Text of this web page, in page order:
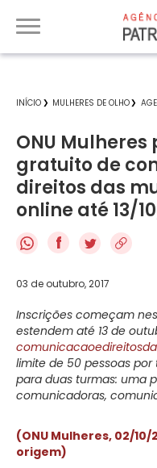
INÍCIO MULHERES DE OLHO
ONU
gratuito de
direitos das
online até 13/
f
03 de outubro, 2017
Inscrições começam
estendem até 13 de
limite de 50 pessoas
para duas turmas: uma
comunicadoras,
(ONU Mulheres, 02/
origem)